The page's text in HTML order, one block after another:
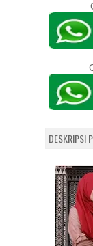
DESKRIPSI